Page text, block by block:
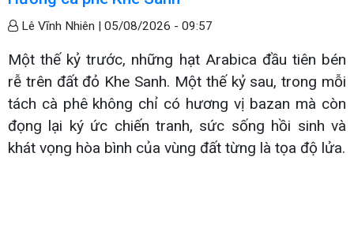
Lê Vĩnh Nhiên | 05/08/2026 - 09:57
Một thế kỷ trước, những hạt Arabica đầu tiên bén
rễ trên đất đỏ Khe Sanh. Một thế kỷ sau, trong mỗi
tách cà phê không chỉ có hương vị bazan mà còn
đọng lại ký ức chiến tranh, sức sống hồi sinh và
khát vọng hòa bình của vùng đất từng là tọa độ lửa.